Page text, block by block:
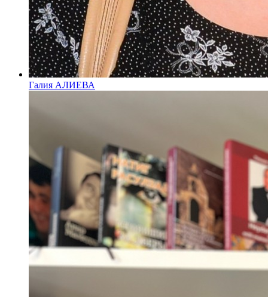
Галия АЛИЕВА